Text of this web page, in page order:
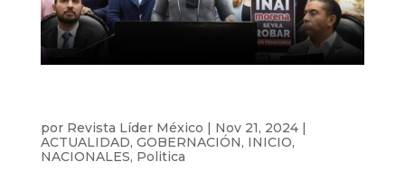
por Revista Líder México | Nov 21, 2024|
ACTUALIDAD, GOBERNACIÓN, INICIO,
NACIONALES, Politica